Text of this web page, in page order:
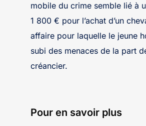
mobile du crime semble lié à
1 800 € pour l’achat d’un
affaire pour laquelle le jeune
subi des menaces de la part
créancier.
Pour en savoir plus